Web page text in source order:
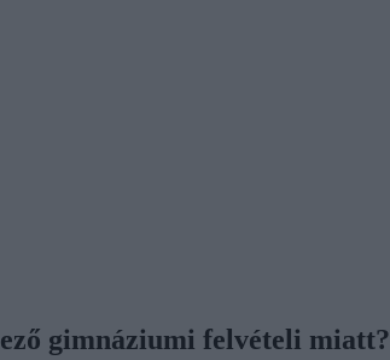
gimnáziumi felvételi miatt?